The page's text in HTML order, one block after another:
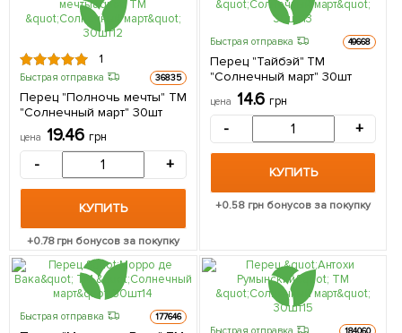
1
Быстрая отправка 36835
Перец "Полночь мечты" ТМ
"Солнечный март" 30шт
цена 19.46 грн
- +
КУПИТЬ
+0.78грн бонусов за покупку
Быстрая отправка 49668
Перец "Тайбэй" ТМ
"Солнечный март" 30шт
цена 14.6 грн
- +
КУПИТЬ
+0.58 грн бонусов за покупку
Быстрая отправка 177646